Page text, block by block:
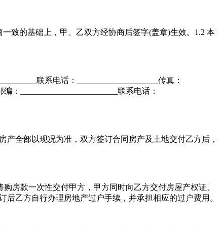
致的基础上，甲、乙双方经协商后签字(盖章)生效。1.2 本
联系电话：____________________传真：
：________________________联系电话：
全部以现况为准，双方签订合同房产及土地交付乙方后，
房款一次性交付甲方，甲方同时向乙方交付房屋产权证、
乙方自行办理房地产过户手续，并承担相应的过户费用。